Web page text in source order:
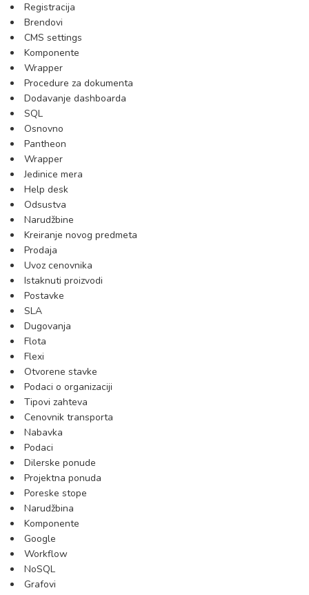
Registracija
Brendovi
CMS settings
Komponente
Wrapper
Procedure za dokumenta
Dodavanje dashboarda
SQL
Osnovno
Pantheon
Wrapper
Jedinice mera
Help desk
Odsustva
Narudžbine
Kreiranje novog predmeta
Prodaja
Uvoz cenovnika
Istaknuti proizvodi
Postavke
SLA
Dugovanja
Flota
Flexi
Otvorene stavke
Podaci o organizaciji
Tipovi zahteva
Cenovnik transporta
Nabavka
Podaci
Dilerske ponude
Projektna ponuda
Poreske stope
Narudžbina
Komponente
Google
Workflow
NoSQL
Grafovi